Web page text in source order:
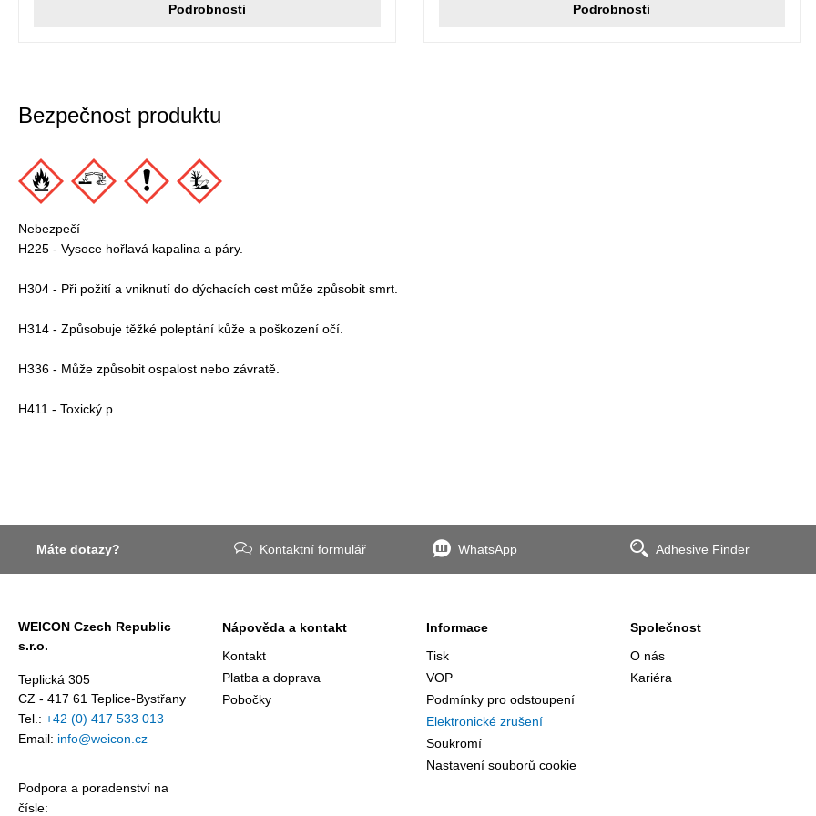
Podrobnosti Podrobnosti
Bezpečnost produktu
Nebezpečí
H225 - Vysoce hořlavá kapalina a páry.
H304 - Při požití a vniknutí do dýchacích cest může způsobit smrt.
H314 - Způsobuje těžké poleptání kůže a poškození očí.
H336 - Může způsobit ospalost nebo závratě.
H411 - Toxický p
Máte dotazy? Kontaktní formulář WhatsApp Adhesive Finder
WEICON Czech Republic
s.r.o.
Teplická 305
CZ - 417 61 Teplice-Bystřany
Tel.: +42 (0) 417 533 013
Email: info@weicon.cz
Podpora a poradenství na
čísle:
Nápověda a kontakt
Kontakt
Platba a doprava
Pobočky
Informace
Tisk
VOP
Podmínky pro odstoupení
Elektronické zrušení
Soukromí
Nastavení souborů cookie
Společnost
O nás
Kariéra